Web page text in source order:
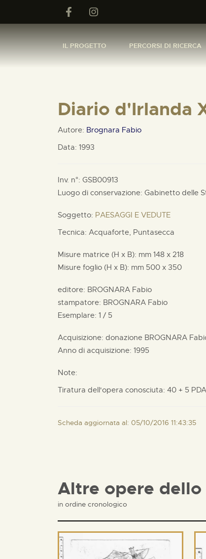
IL PROGETTO PERCORSI DI RICERCA
Diario d'Irlanda
Autore: Brognara Fabio
Data: 1993
Inv. n°: GSB00913
Luogo di conservazione: Gabinetto delle
Soggetto: PAESAGGI E VEDUTE
Tecnica: Acquaforte, Puntasecca
Misure matrice (H x B): mm 148 x 218
Misure foglio (H x B): mm 500 x 350
editore: BROGNARA Fabio
stampatore: BROGNARA Fabio
Esemplare: 1 / 5
Acquisizione: donazione BROGNARA
Anno di acquisizione: 1995
Note:
Tiratura dell'opera conosciuta: 40 + 5 PDA
Scheda aggiornata al: 05/10/2016 11:43:35
Altre opere dello
in ordine cronologico